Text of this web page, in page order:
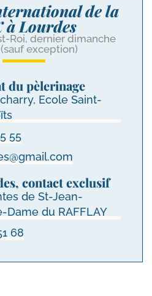
de la
à Lourdes
Roi, dernier dimanche
exception)
du pèlerinage
Ecole Saint-
55
contact exclusif
de St-Jean-
Dame du RAFFLAY
68